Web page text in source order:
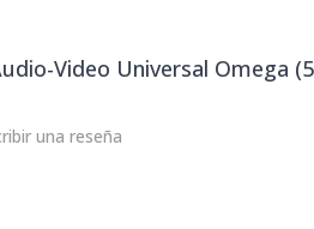
Video Universal Omega (5
una reseña